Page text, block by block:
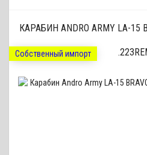
КАРАБИН ANDRO ARMY LA-15
Собственный импорт